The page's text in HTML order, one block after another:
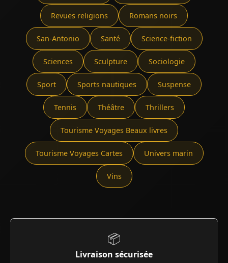
Revues religions Romans noirs
San-Antonio Santé Science-fiction
Sciences Sculpture Sociologie
Sport Sports nautiques Suspense
Tennis Théâtre Thrillers
Tourisme Voyages Beaux livres
Tourisme Voyages Cartes Univers marin
Vins
📦
Livraison sécurisée